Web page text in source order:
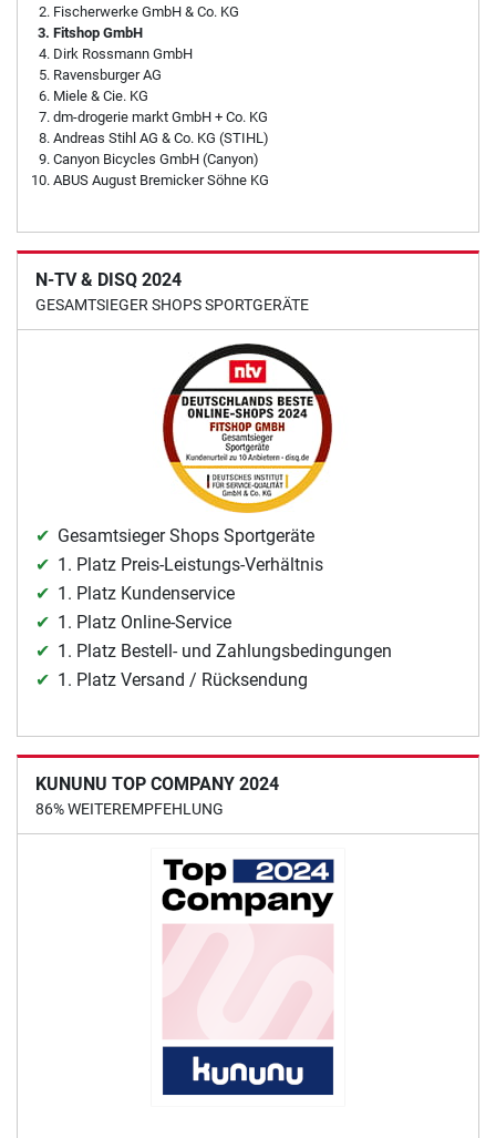
Fischerwerke GmbH & Co. KG
Fitshop GmbH
Dirk Rossmann GmbH
Ravensburger AG
Miele & Cie. KG
dm-drogerie markt GmbH + Co. KG
Andreas Stihl AG & Co. KG (STIHL)
Canyon Bicycles GmbH (Canyon)
ABUS August Bremicker Söhne KG
N-TV & DISQ 2024
GESAMTSIEGER SHOPS SPORTGERÄTE
Gesamtsieger Shops Sportgeräte
1. Platz Preis-Leistungs-Verhältnis
1. Platz Kundenservice
1. Platz Online-Service
1. Platz Bestell- und Zahlungsbedingungen
1. Platz Versand / Rücksendung
KUNUNU TOP COMPANY 2024
86% WEITEREMPFEHLUNG